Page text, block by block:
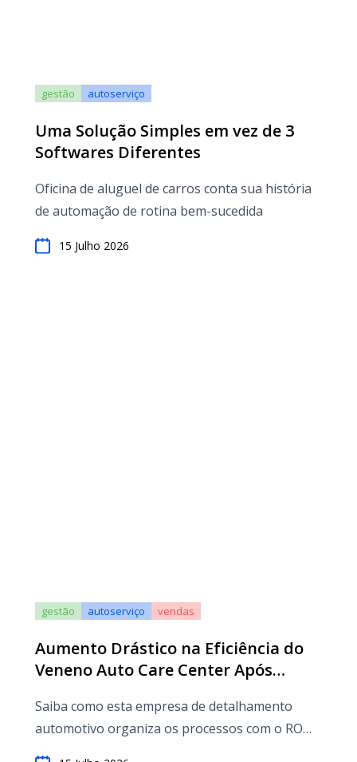
gestão autoserviço
Uma Solução Simples em vez de 3
Softwares Diferentes
Oficina de aluguel de carros conta sua história
de automação de rotina bem-sucedida
15 Julho 2026
gestão autoserviço vendas
Aumento Drástico na Eficiência do
Veneno Auto Care Center Após
Saiba como esta empresa de detalhamento
automotivo organiza os processos com o RO